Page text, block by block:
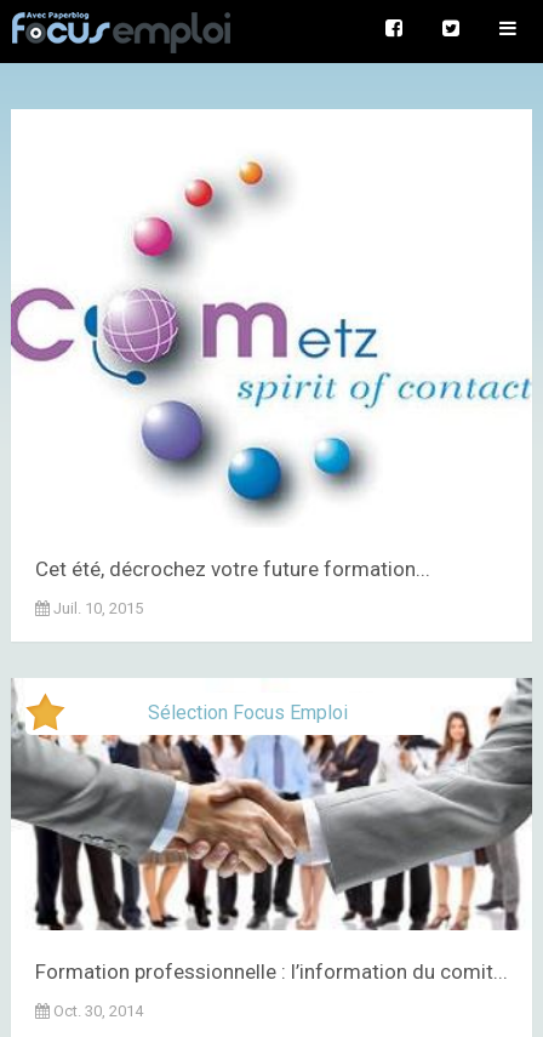
Cet été, décrochez votre future formation...
Juil. 10, 2015
Sélection Focus Emploi
Formation professionnelle : l’information du comit...
Oct. 30, 2014